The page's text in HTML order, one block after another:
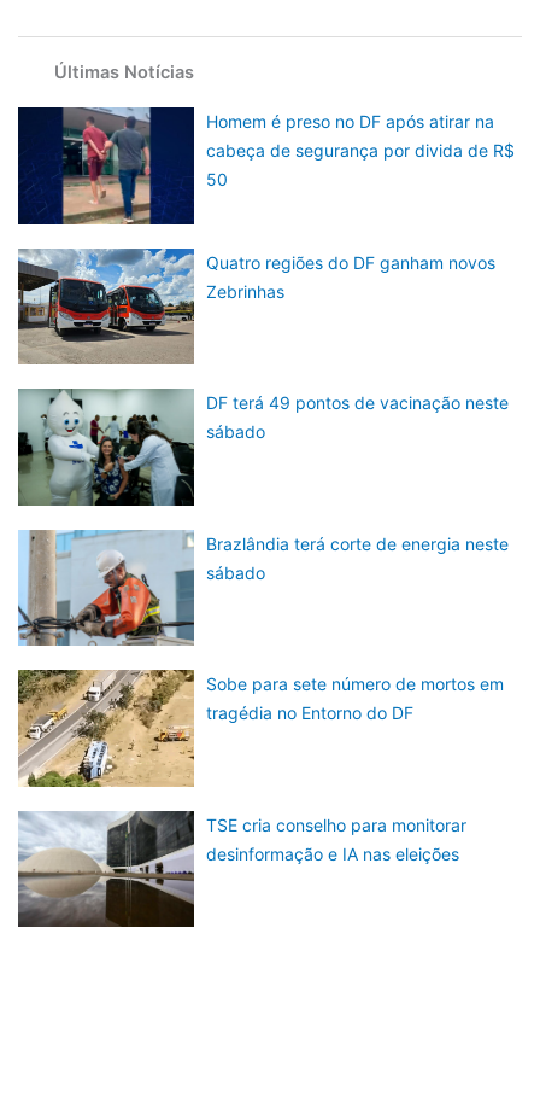
Últimas Notícias
Homem é preso no DF após atirar na
cabeça de segurança por divida de R$
50
Quatro regiões do DF ganham novos
Zebrinhas
DF terá 49 pontos de vacinação neste
sábado
Brazlândia terá corte de energia neste
sábado
Sobe para sete número de mortos em
tragédia no Entorno do DF
TSE cria conselho para monitorar
desinformação e IA nas eleições